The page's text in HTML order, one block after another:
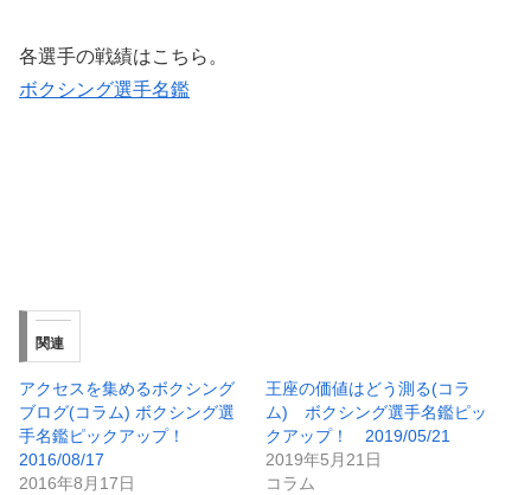
各選手の戦績はこちら。
ボクシング選手名鑑
関連
アクセスを集めるボクシング
ブログ(コラム) ボクシング選
手名鑑ピックアップ！
2016/08/17
2016年8月17日
王座の価値はどう測る(コラ
ム) ボクシング選手名鑑ピッ
クアップ！ 2019/05/21
2019年5月21日
コラム